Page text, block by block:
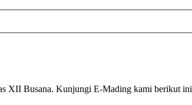
XII Busana. Kunjungi E-Mading kami berikut ini